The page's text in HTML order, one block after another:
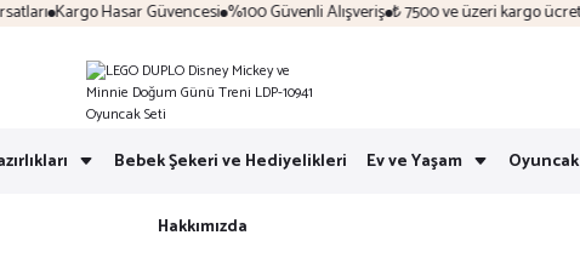
Kargo Hasar Güvencesi %100 Güvenli Alışveriş ₺ 7500 ve üzeri kargo ücretsiz
Bebek Şekeri ve Hediyelikleri Ev ve Yaşam Oyuncak
Hakkımızda